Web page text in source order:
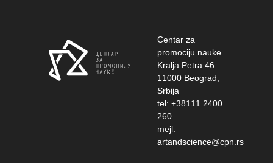
Centar za
promociju nauke
Kralja Petra 46
11000 Beograd,
Srbija
tel: +38111 2400
260
mejl:
artandscience@cpn.rs